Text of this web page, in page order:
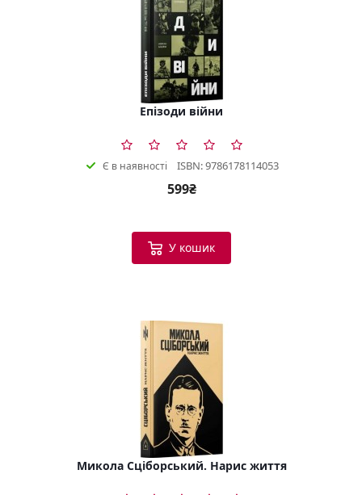
Епізоди війни
Є в наявності ISBN: 9786178114053
599₴
У кошик
Микола Сціборський. Нарис життя